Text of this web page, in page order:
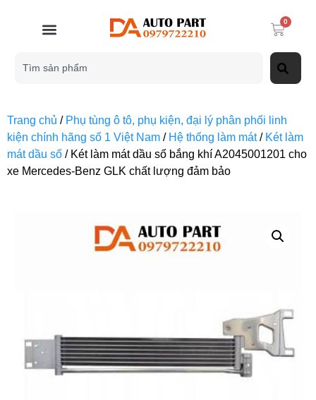
0
Trang chủ / Phụ tùng ô tô, phụ kiện, đại lý phân phối linh
kiện chính hãng số 1 Việt Nam / Hệ thống làm mát/ Két làm
mát dầu số / Két làm mát dầu số bắng khí A2045001201 cho
xe Mercedes-Benz GLK chất lượng đảm bảo